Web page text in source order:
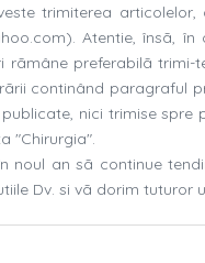
trimiterea
Atentie, însã,
rãmâne preferabilã
continând paragraful
nici trimise spre
"Chirurgia".
noul an sã continue
Dv. si vã dorim tuturor